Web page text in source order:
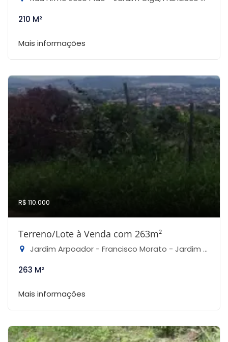
210 M²
Mais informações
R$ 110.000
Terreno/Lote à Venda com 263m²
Jardim Arpoador - Francisco Morato - Jardim Arpoador, Francisco Morato-SP
263 M²
Mais informações